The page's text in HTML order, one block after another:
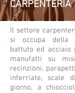
CARPENTERIA
Il settore
si occupa della
battuto ed acciaio
manufatti su
recinzioni,
inferriate, scale
giorno, a